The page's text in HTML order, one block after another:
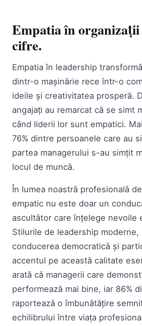
Empatia în organizații
cifre.
Empatia în leadership
dintr-o mașinărie rece într-o
ideile și creativitatea prosperă.
angajați au remarcat că se simt
când liderii lor sunt empatici.
76% dintre persoanele care au
partea managerului s-au simțit
locul de muncă.
În lumea noastră profesională
empatic nu este doar un
ascultător care înțelege nevoile
Stilurile de leadership moderne,
conducerea democratică și
accentul pe această calitate
arată că managerii care
performează mai bine, iar 86%
raportează o îmbunătățire
echilibrului între viața